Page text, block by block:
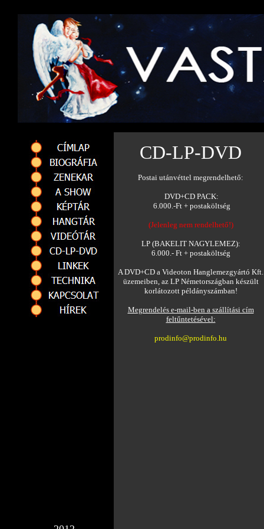
CD-LP-DVD
Postai utánvéttel megrendelhető:
DVD+CD PACK:
6.000.-Ft + postaköltség
(Jelenleg nem rendelhető!)
LP (BAKELIT NAGYLEMEZ):
6.000.- Ft + postaköltség
A DVD+CD a Videoton Hanglemezgyártó Kft.
üzemeiben, az LP Németországban készült
korlátozott példányszámban!
Megrendelés e-mail-ben a szállítási cím
feltűntetésével:
prodinfo@prodinfo.hu